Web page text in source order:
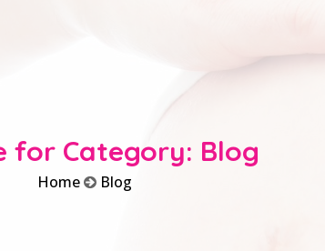
for Category: Blog
Home Blog